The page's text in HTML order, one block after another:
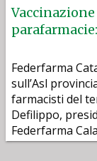
Federfarma
sull’Asl
farmacisti del
Defilippo,
Federfarma